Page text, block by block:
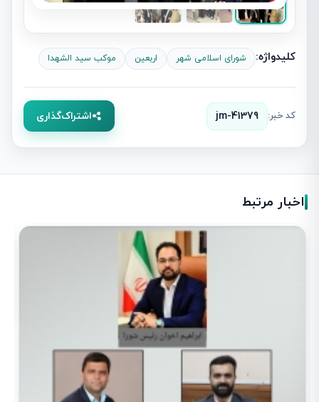
کلیدواژه: شورای اسلامی شهر اربعین موکب سید الشهدا
کد خبر: jm-41379 اشتراک‌گذاری
اخبار مرتبط